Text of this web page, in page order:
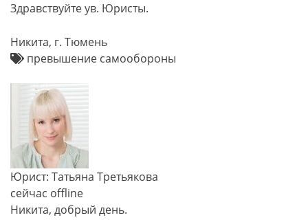
Здравствуйте ув. Юристы.
Никита, г. Тюмень
превышение самообороны
Юрист: Татьяна Третьякова
сейчас offline
Никита, добрый день.